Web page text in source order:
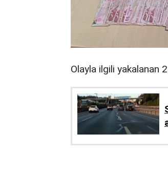
Olayla ilgili yakalanan